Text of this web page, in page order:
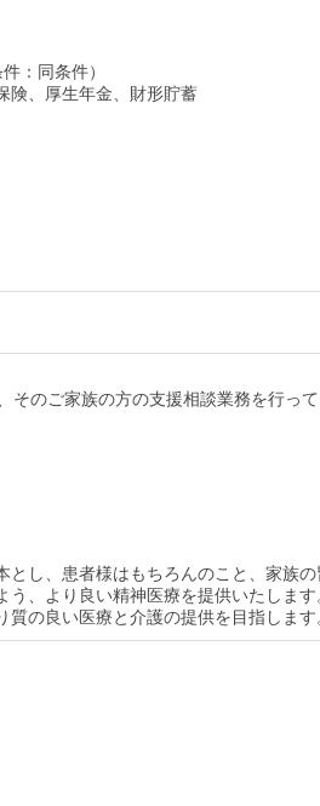
：同条件）
険、厚生年金、財形貯蓄
そのご家族の方の支援相談業務を行っ
とし、患者様はもちろんのこと、家族の
、より良い精神医療を提供いたします
の良い医療と介護の提供を目指します